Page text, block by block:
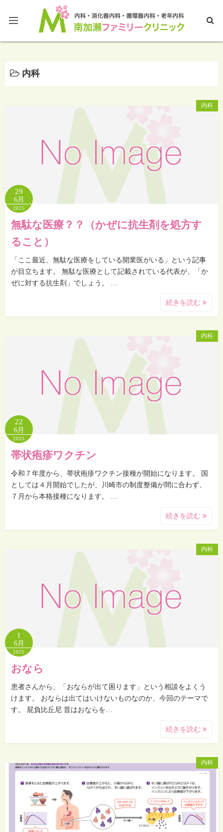
ブログTOP
内科
内科
29
6月
2025
無駄な医療？？（かぜに抗生剤を処方す
ること）
「ここ最近、無駄な医療をしている開業医がいる」という記事
が目立ちます。 無駄な医療として記載されている代表が、「か
ぜに対する抗生剤」でしょう。 …
続きを読む
内科
22
6月
2025
帯状疱疹ワクチン
令和７年度から、帯状疱疹ワクチン接種が開始になります。 国
としては４月開始でしたが、川崎市の制度整備が間に合わず、
７月から本格接種になります。 …
続きを読む
内科
1
6月
2025
おなら
患者さんから、「おならが出て困ります」という相談をよくう
けます。 おならは出てはいけないものなのか、今回のテーマで
す。 屁負比丘尼 昔はおならを…
続きを読む
内科